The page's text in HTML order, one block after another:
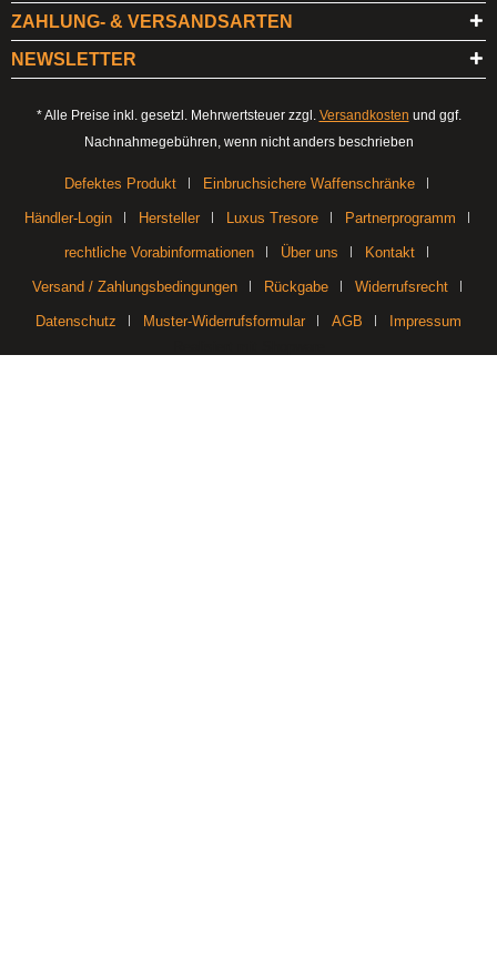
ZAHLUNG- & VERSANDSARTEN
NEWSLETTER
* Alle Preise inkl. gesetzl. Mehrwertsteuer zzgl. Versandkosten und ggf.
Nachnahmegebühren, wenn nicht anders beschrieben
Defektes Produkt Einbruchsichere Waffenschränke
Händler-Login Hersteller Luxus Tresore Partnerprogramm
rechtliche Vorabinformationen Über uns Kontakt
Versand / Zahlungsbedingungen Rückgabe Widerrufsrecht
Datenschutz Muster-Widerrufsformular AGB
Impressum